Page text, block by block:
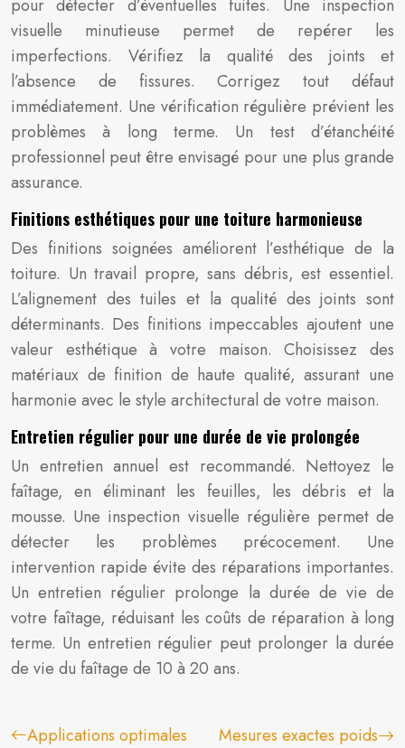
pour détecter d’éventuelles fuites. Une inspection
visuelle minutieuse permet de repérer les
imperfections. Vérifiez la qualité des joints et
l’absence de fissures. Corrigez tout défaut
immédiatement. Une vérification régulière prévient les
problèmes à long terme. Un test d’étanchéité
professionnel peut être envisagé pour une plus grande
assurance.
Finitions esthétiques pour une toiture harmonieuse
Des finitions soignées améliorent l’esthétique de la
toiture. Un travail propre, sans débris, est essentiel.
L’alignement des tuiles et la qualité des joints sont
déterminants. Des finitions impeccables ajoutent une
valeur esthétique à votre maison. Choisissez des
matériaux de finition de haute qualité, assurant une
harmonie avec le style architectural de votre maison.
Entretien régulier pour une durée de vie prolongée
Un entretien annuel est recommandé. Nettoyez le
faîtage, en éliminant les feuilles, les débris et la
mousse. Une inspection visuelle régulière permet de
détecter les problèmes précocement. Une
intervention rapide évite des réparations importantes.
Un entretien régulier prolonge la durée de vie de
votre faîtage, réduisant les coûts de réparation à long
terme. Un entretien régulier peut prolonger la durée
de vie du faîtage de 10 à 20 ans.
Applications optimales
Mesures exactes poids